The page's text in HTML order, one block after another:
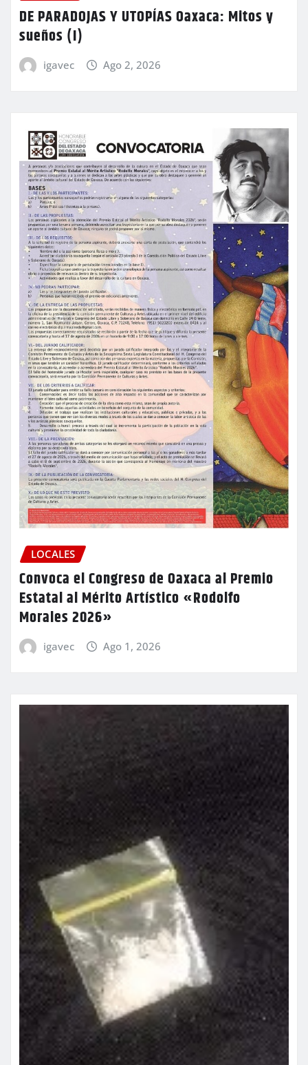
DE PARADOJAS Y UTOPÍAS Oaxaca: Mitos y
sueños (I)
igavec Ago 2, 2026
LOCALES
Convoca el Congreso de Oaxaca al Premio
Estatal al Mérito Artístico «Rodolfo
Morales 2026»
igavec Ago 1, 2026